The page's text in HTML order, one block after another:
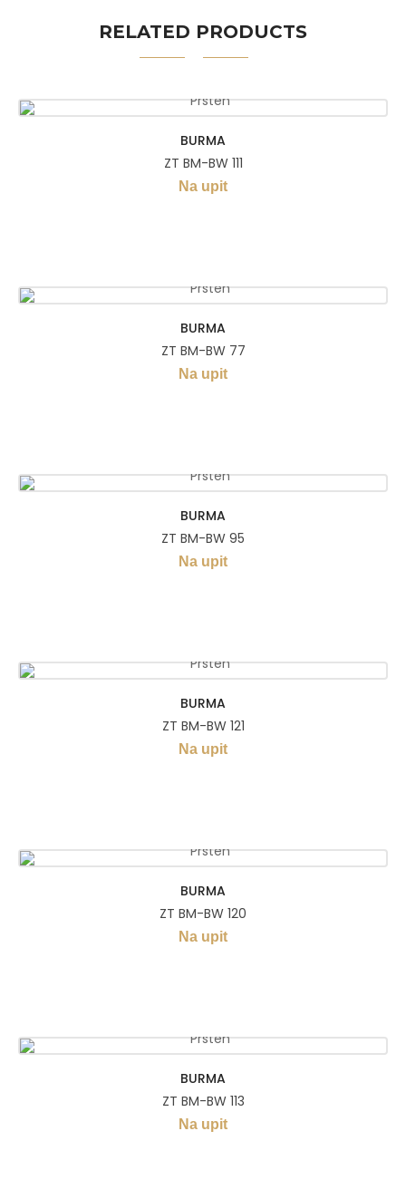
RELATED PRODUCTS
BURMA
ZT BM-BW 111
Na upit
BURMA
ZT BM-BW 77
Na upit
BURMA
ZT BM-BW 95
Na upit
BURMA
ZT BM-BW 121
Na upit
BURMA
ZT BM-BW 120
Na upit
BURMA
ZT BM-BW 113
Na upit